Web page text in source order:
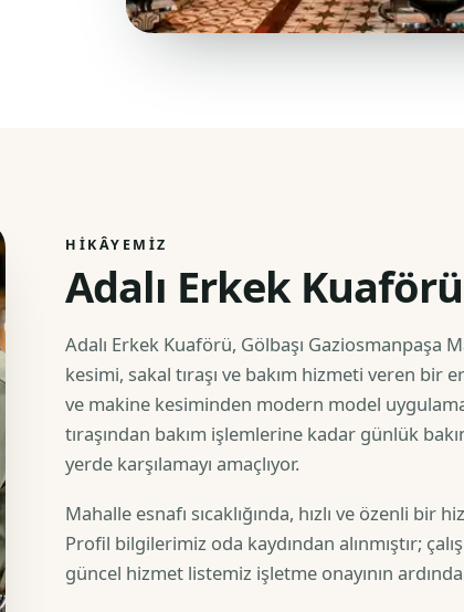
HIKÂYEMIZ
Adalı Erkek
Adalı Erkek Kuaförü, Gölbaşı Gaziosmanpaşa
kesimi, sakal tıraşı ve bakım hizmeti veren bir
ve makine kesiminden modern model
tıraşından bakım işlemlerine kadar günlük
yerde karşılamayı amaçlıyor.
Mahalle esnafı sıcaklığında, hızlı ve özenli bir
Profil bilgilerimiz oda kaydından alınmıştır;
güncel hizmet listemiz işletme onayının